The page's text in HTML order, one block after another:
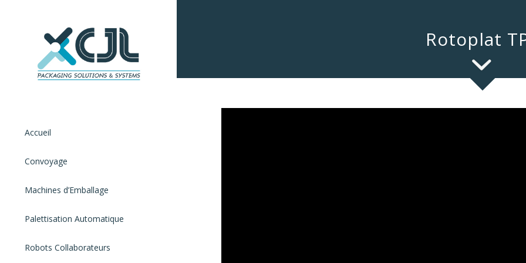
Accueil
Convoyage
Machines d’Emballage
Palettisation Automatique
Robots Collaborateurs
Rotoplat